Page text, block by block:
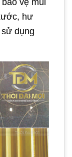
hư
dụng